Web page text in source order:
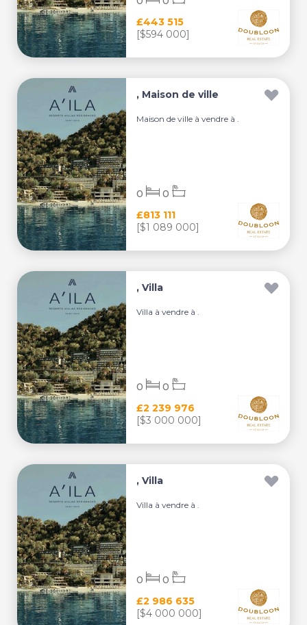
£443 515
[$594 000]
, Maison de ville
Maison de ville à vendre à .
£813 111
[$1 089 000]
0 0
, Villa
Villa à vendre à .
£2 239 976
[$3 000 000]
0 0
, Villa
Villa à vendre à .
£2 986 635
[$4 000 000]
0 0